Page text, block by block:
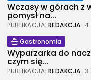
Wczasy w górach z
pomysł na...
PUBLIKACJA: REDAKCJA 4
Gastronomia
Wyparzarka do
czym się...
PUBLIKACJA: REDAKCJA 3